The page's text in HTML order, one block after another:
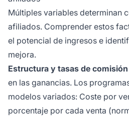
Múltiples variables determinan
afiliados. Comprender estos
el potencial de ingresos e
mejora.
Estructura y tasas de comisión
en las ganancias. Los
modelos variados: Coste por
porcentaje por cada venta